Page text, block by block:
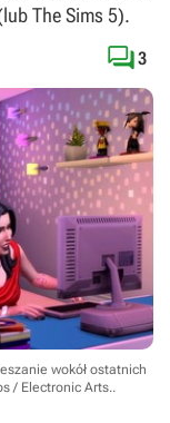
The Sims 5).
3
wokół ostatnich
/ Electronic Arts..